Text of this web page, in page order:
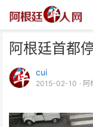
阿根廷首都
cui
2015-02-10 ·